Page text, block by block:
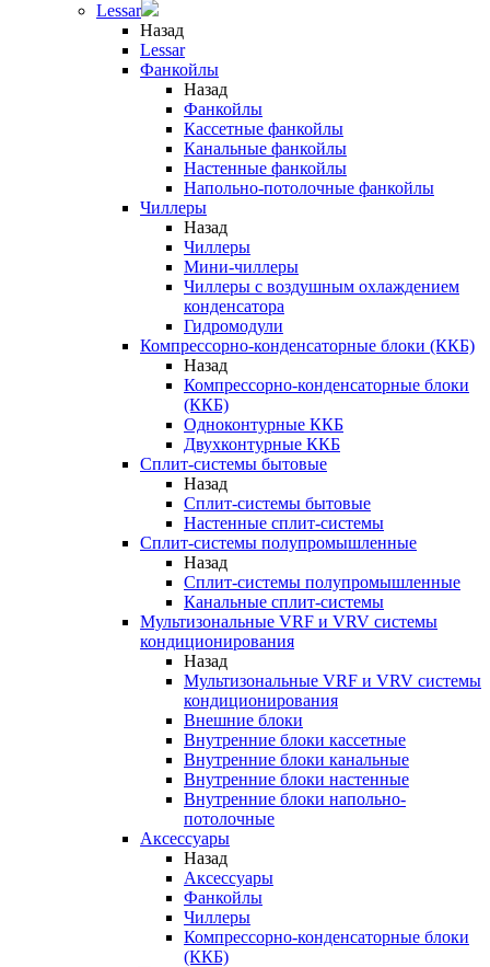
Lessar
Назад
Lessar
Фанкойлы
Назад
Фанкойлы
Кассетные фанкойлы
Канальные фанкойлы
Настенные фанкойлы
Напольно-потолочные фанкойлы
Чиллеры
Назад
Чиллеры
Мини-чиллеры
Чиллеры с воздушным охлаждением
конденсатора
Гидромодули
Компрессорно-конденсаторные блоки (ККБ)
Назад
Компрессорно-конденсаторные блоки
(ККБ)
Одноконтурные ККБ
Двухконтурные ККБ
Сплит-системы бытовые
Назад
Сплит-системы бытовые
Настенные сплит-системы
Сплит-системы полупромышленные
Назад
Сплит-системы полупромышленные
Канальные сплит-системы
Мультизональные VRF и VRV системы
кондиционирования
Назад
Мультизональные VRF и VRV системы
кондиционирования
Внешние блоки
Внутренние блоки кассетные
Внутренние блоки канальные
Внутренние блоки настенные
Внутренние блоки напольно-
потолочные
Аксессуары
Назад
Аксессуары
Фанкойлы
Чиллеры
Компрессорно-конденсаторные блоки
(ККБ)